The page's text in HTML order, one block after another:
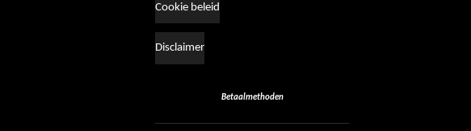
Cookie beleid
Disclaimer
Betaalmethoden